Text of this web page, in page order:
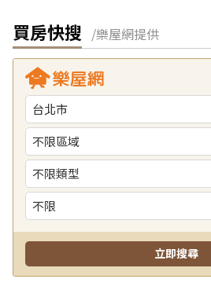
買房快搜 /樂屋網提供